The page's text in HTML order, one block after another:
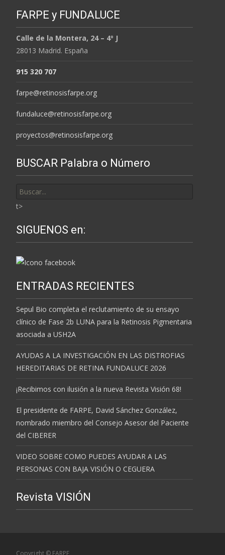
FARPE y FUNDALUCE
Calle de la Montera, 24 – 4º J
28013 Madrid. España
915 320 707
farpe@retinosisfarpe.org
fundaluce@retinosisfarpe.org
proyectos@retinosisfarpe.org
BUSCAR Palabra o Número
por:
t>
SIGUENOS en:
ENTRADAS RECIENTES
Sepul Bio completa el reclutamiento de su ensayo
clínico de Fase 2b LUNA para la Retinosis Pigmentaria
asociada a USH2A
AYUDAS A LA INVESTIGACIÓN EN LAS DISTROFIAS
HEREDITARIAS DE RETINA FUNDALUCE 2026
¡Recibimos con ilusión a la nueva Revista Visión 68!
El presidente de FARPE, David Sánchez González,
nombrado miembro del Consejo Asesor del Paciente
del CIBERER
VIDEO SOBRE COMO PUEDES AYUDAR A LAS
PERSONAS CON BAJA VISIÓN O CEGUERA
Revista VISIÓN